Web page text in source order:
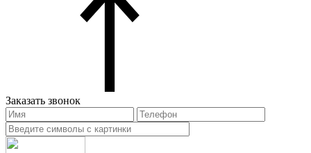
Заказать звонок